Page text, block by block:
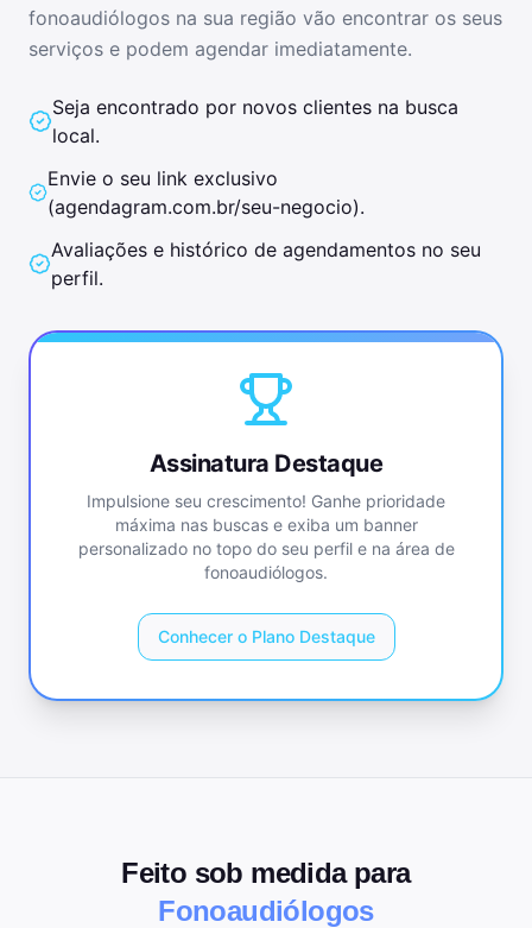
fonoaudiólogos na sua região vão encontrar os seus
serviços e podem agendar imediatamente.
Seja encontrado por novos clientes na busca
local.
Envie o seu link exclusivo
(agendagram.com.br/seu-negocio).
Avaliações e histórico de agendamentos no seu
perfil.
Assinatura Destaque
Impulsione seu crescimento! Ganhe prioridade
máxima nas buscas e exiba um banner
personalizado no topo do seu perfil e na área de
fonoaudiólogos.
Conhecer o Plano Destaque
Feito sob medida para
Fonoaudiólogos